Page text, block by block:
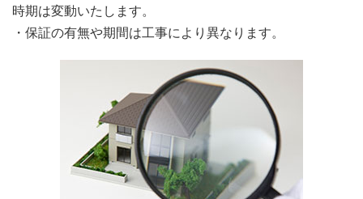
時期は変動いたします。
・保証の有無や期間は工事により異なります。